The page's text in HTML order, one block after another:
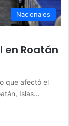
Nacionales
en Roatán
que afectó el
Islas…